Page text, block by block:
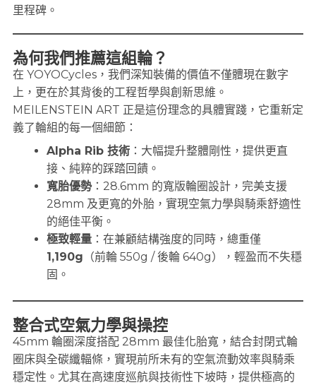
里程碑。
為何我們推薦這組輪？
在 YOYOCycles，我們深知裝備的價值不僅體現在數字
上，更在於其背後的工程哲學與創新思維。
MEILENSTEIN ART 正是這份理念的具體實踐，它重新定
義了輪組的每一個細節：
Alpha Rib 技術 ：大幅提升整體剛性，提供更直
接、純粹的踩踏回饋。
寬胎優勢：28.6mm 的寬版輪圈設計，完美支援
28mm 及更寬的外胎，實現空氣力學與騎乘舒適性
的絕佳平衡。
極致輕量 ：在兼顧結構強度的同時，總重僅
1,190g （前輪 550g / 後輪 640g），輕盈而不失穩
固。
整合式空氣力學與操控
45mm 輪圈深度搭配 28mm 最佳化胎寬，結合封閉式輪
圈床與全碳纖輻條，實現前所未有的空氣流動效率與騎乘
穩定性。尤其在高速度巡航與技術性下坡時，提供極高的